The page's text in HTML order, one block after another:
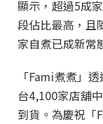
顯示，超過5成
段佔比最高，且
家自煮已成新常
「Fami煮煮」
台4,100家店舖
到貨。為慶祝「